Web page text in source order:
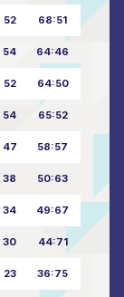
52 68:51
54 64:46
52 64:50
54 65:52
47 58:57
38 50:63
34 49:67
30 44:71
23 36:75